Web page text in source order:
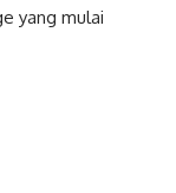
yang mulai